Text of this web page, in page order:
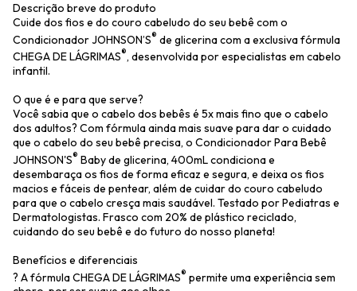
Descrição breve do produto
Cuide dos fios e do couro cabeludo do seu bebê com o
Condicionador JOHNSON’S® de glicerina com a exclusiva fórmula
CHEGA DE LÁGRIMAS®, desenvolvida por especialistas em cabelo
infantil.
O que é e para que serve?
Você sabia que o cabelo dos bebês é 5x mais fino que o cabelo
dos adultos? Com fórmula ainda mais suave para dar o cuidado
que o cabelo do seu bebê precisa, o Condicionador Para Bebê
JOHNSON'S® Baby de glicerina, 400mL condiciona e
desembaraça os fios de forma eficaz e segura, e deixa os fios
macios e fáceis de pentear, além de cuidar do couro cabeludo
para que o cabelo cresça mais saudável. Testado por Pediatras e
Dermatologistas. Frasco com 20% de plástico reciclado,
cuidando do seu bebê e do futuro do nosso planeta!
Benefícios e diferenciais
? A fórmula CHEGA DE LÁGRIMAS® permite uma experiência sem